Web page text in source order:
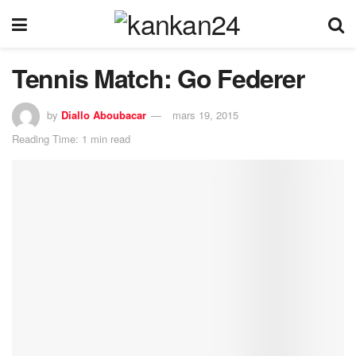
Tennis Match: Go Federer
by Diallo Aboubacar
mars 19, 2015
Reading Time: 1 min read